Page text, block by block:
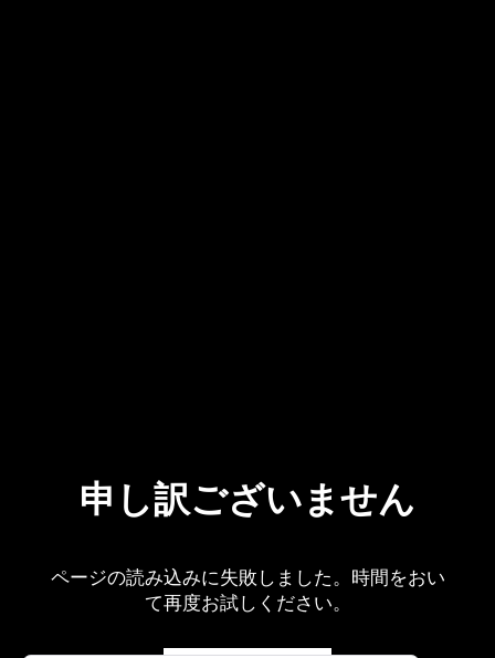
申し訳ございません
ページの読み込みに失敗しました。時間をおい
て再度お試しください。